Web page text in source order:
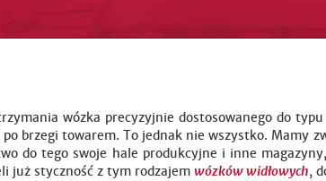
wózka precyzyjnie dostosowanego do
brzegi towarem. To jednak nie wszystko. Mamy
do tego swoje hale produkcyjne i inne
już styczność z tym rodzajem wózków widłowych,